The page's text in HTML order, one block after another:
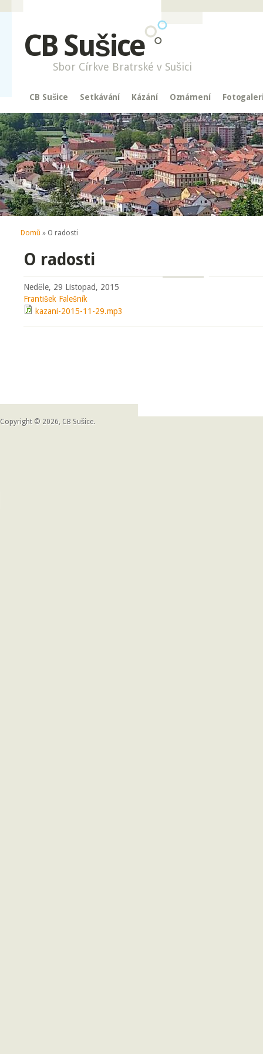
CB Sušice
Sbor Církve Bratrské v Sušici
CB Sušice Setkávání Kázání Oznámení
Jste zde
Domů » O radosti
O radosti
Neděle, 29 Listopad, 2015
František Falešník
kazani-2015-11-29.mp3
Copyright © 2026, CB Sušice.